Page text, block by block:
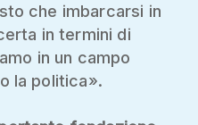
che imbarcarsi in
in termini di
in un campo
la politica».